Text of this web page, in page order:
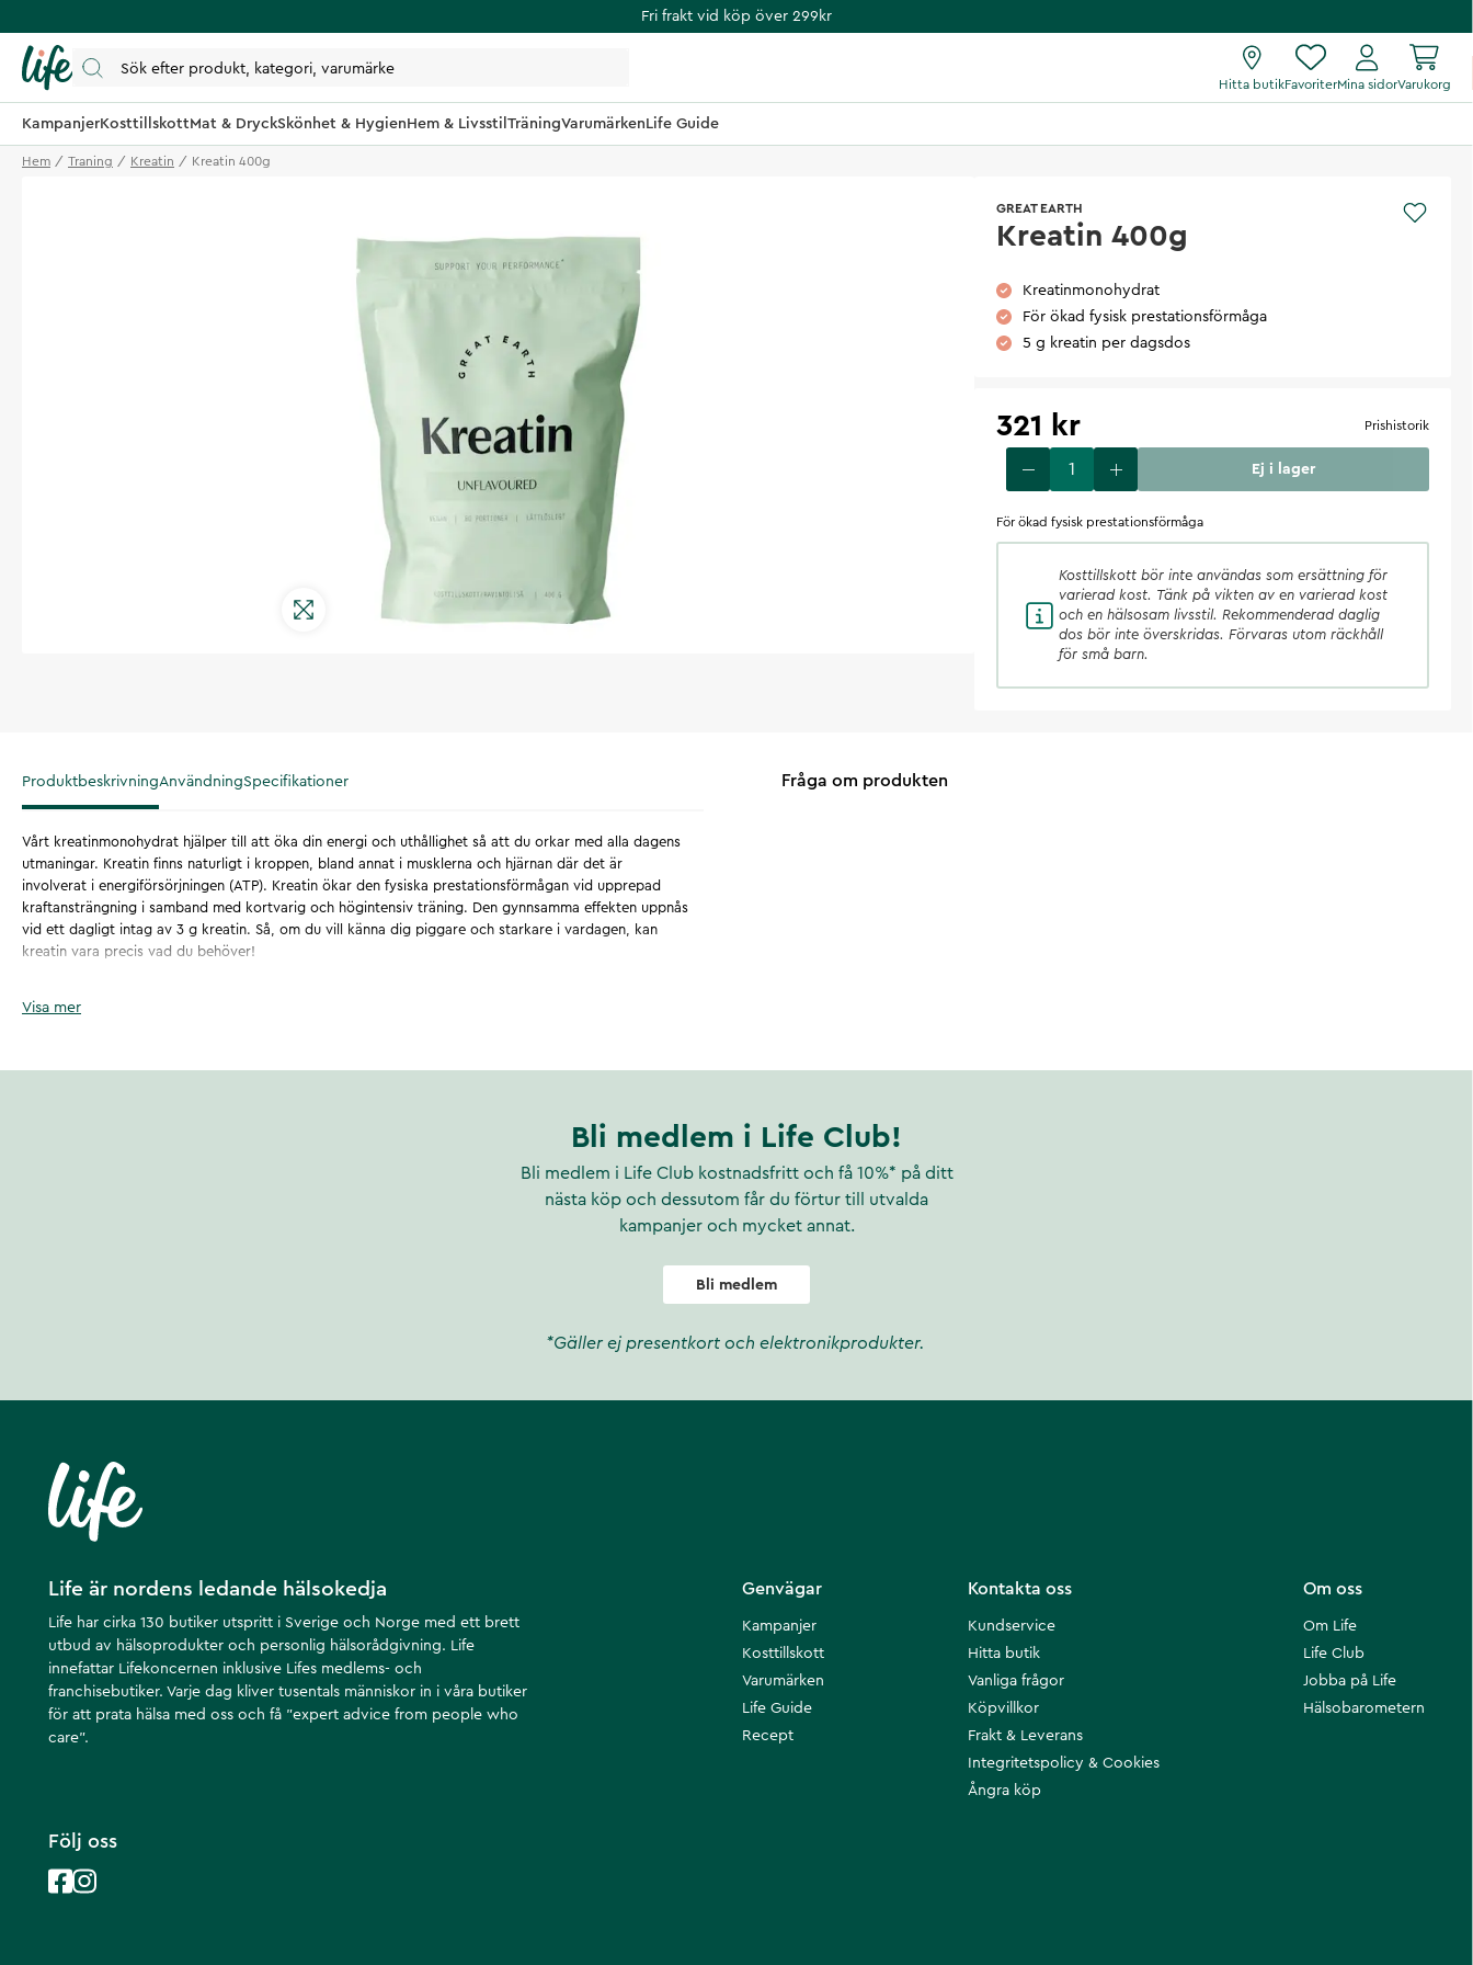
Fri frakt vid köp över 299kr
Hitta butikFavoriterMina sidorVarukorg
KampanjerKosttillskottMat & DryckSkönhet & HygienHem & Livsstil TräningVarumärkenLife Guide
Hem Traning Kreatin Kreatin 400g
GREAT EARTH
Kreatin 400g
Kreatinmonohydrat
För ökad fysisk prestationsförmåga
5 g kreatin per dagsdos
321 kr Prishistorik
Ej i lager
För ökad fysisk prestationsförmåga
Kosttillskott bör inte användas som ersättning för
varierad kost. Tänk på vikten av en varierad kost
och en hälsosam livsstil. Rekommenderad daglig
dos bör inte överskridas. Förvaras utom räckhåll
för små barn.
ProduktbeskrivningAnvändningSpecifikationer
Vårt kreatinmonohydrat hjälper till att öka din energi och uthållighet så att du orkar med alla dagens
utmaningar. Kreatin finns naturligt i kroppen, bland annat i musklerna och hjärnan där det är
involverat i energiförsörjningen (ATP). Kreatin ökar den fysiska prestationsförmågan vid upprepad
kraftansträngning i samband med kortvarig och högintensiv träning. Den gynnsamma effekten uppnås
vid ett dagligt intag av 3 g kreatin. Så, om du vill känna dig piggare och starkare i vardagen, kan
kreatin vara precis vad du behöver!
Visa mer
Fråga om produkten
Bli medlem i Life Club!
Bli medlem i Life Club kostnadsfritt och få 10%* på ditt
nästa köp och dessutom får du förtur till utvalda
kampanjer och mycket annat.
Bli medlem
*Gäller ej presentkort och elektronikprodukter.
Life är nordens ledande hälsokedja
Life har cirka 130 butiker utspritt i Sverige och Norge med ett brett
utbud av hälsoprodukter och personlig hälsorådgivning. Life
innefattar Lifekoncernen inklusive Lifes medlems- och
franchisebutiker. Varje dag kliver tusentals människor in i våra butiker
för att prata hälsa med oss och få ”expert advice from people who
care”.
Om oss
Om Life
Life Club
Jobba på Life
Hälsobarometern
Kontakta oss
Kundservice
Hitta butik
Vanliga frågor
Köpvillkor
Frakt & Leverans
Integritetspolicy & Cookies
Ångra köp
Genvägar
Kampanjer
Kosttillskott
Varumärken
Life Guide
Recept
Följ oss